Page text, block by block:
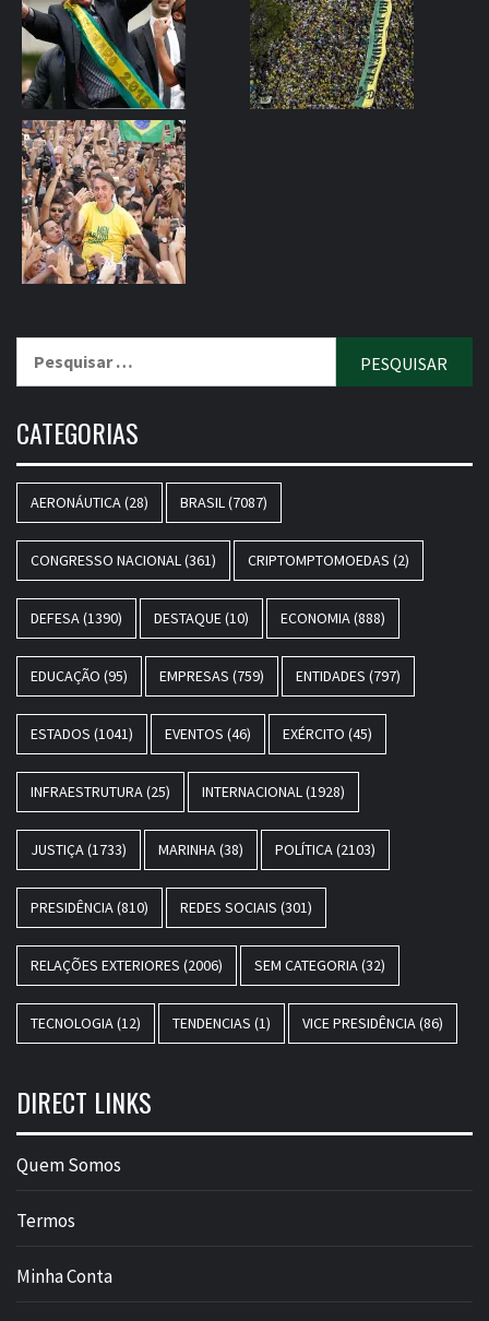
por:
CATEGORIAS
AERONÁUTICA(28) BRASIL(7087)
CONGRESSO NACIONAL(361) CRIPTOMPTOMOEDAS (2)
DEFESA(1390) DESTAQUE(10) ECONOMIA(888)
EDUCAÇÃO (95) EMPRESAS (759) ENTIDADES (797)
ESTADOS (1041) EVENTOS (46) EXÉRCITO (45)
INFRAESTRUTURA(25) INTERNACIONAL(1928)
JUSTIÇA(1733) MARINHA(38) POLÍTICA(2103)
PRESIDÊNCIA(810) REDES SOCIAIS (301)
RELAÇÕES EXTERIORES (2006) SEM CATEGORIA(32)
TECNOLOGIA(12) TENDENCIAS (1) VICE PRESIDÊNCIA(86)
DIRECT LINKS
Quem Somos
Termos
Minha Conta